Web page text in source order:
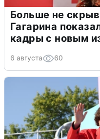
Больше не
Гагарина
кадры с новым
6 августа 60